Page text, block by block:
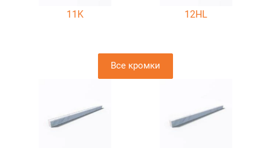
11K 12HL
Все кромки